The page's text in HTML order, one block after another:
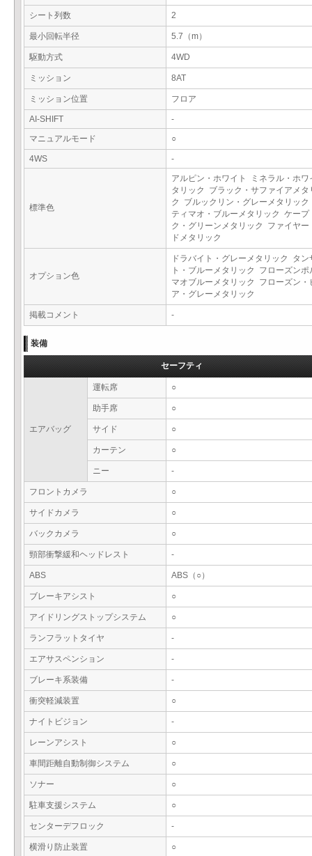
シート列数 2
最小回転半径 5.7（m）
駆動方式 4WD
ミッション 8AT
ミッション位置 フロア
AI-SHIFT
-
マニュアルモード
○
4WS -
標準色
アルピン・ホワイト ミネラル・ホワ
タリック ブラック・サファイアメタ
ク ブルックリン・グレーメタリッ
ティマオ・ブルーメタリック ケープ
ク・グリーンメタリック ファイヤー
ドメタリック
オプション色
ドラバイト・グレーメタリック タン
ト・ブルーメタリック フローズンポ
マオブルーメタリック フローズン・
ア・グレーメタリック
掲載コメント -
装備
セーフティ
エアバッグ
運転席 ○
助手席 ○
サイド ○
カーテン ○
ニー -
フロントカメラ ○
サイドカメラ ○
バックカメラ ○
頸部衝撃緩和ヘッドレスト -
ABS ABS（○）
ブレーキアシスト ○
アイドリングストップシステム ○
ランフラットタイヤ -
エアサスペンション -
ブレーキ系装備 -
衝突軽減装置 ○
ナイトビジョン -
レーンアシスト ○
車間距離自動制御システム ○
ソナー ○
駐車支援システム ○
センターデフロック -
横滑り防止装置 ○